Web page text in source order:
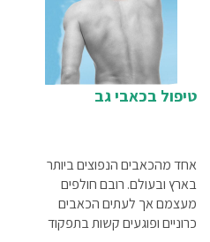
טיפול בכאבי גב
אחד מהכאבים הנפוצים ביותר
בארץ ובעולם. רובם חולפים
מעצמם אך לעתים הכאבים
כרוניים ופוגעים קשות בתפקוד